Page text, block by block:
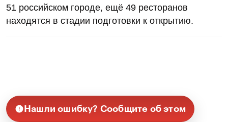
51 российском городе, ещё 49 ресторанов
находятся в стадии подготовки к открытию.
Нашли ошибку? Сообщите об этом